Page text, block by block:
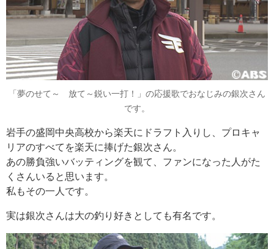
「夢のせて～ 放て～鋭い一打！」の応援歌でおなじみの銀次さん
です。
岩手の盛岡中央高校から楽天にドラフト入りし、プロキャ
リアのすべてを楽天に捧げた銀次さん。
あの勝負強いバッティングを観て、ファンになった人がた
くさんいると思います。
私もその一人です。
実は銀次さんは大の釣り好きとしても有名です。